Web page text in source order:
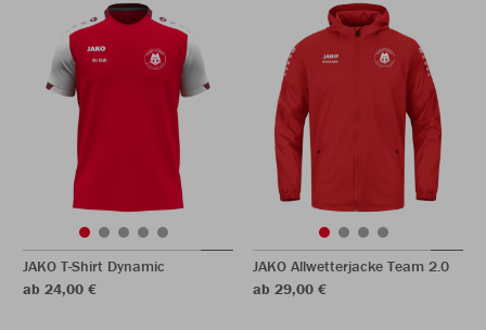
JAKO T-Shirt Dynamic
ab 24,00 €
JAKO Allwetterjacke Team 2.0
ab 29,00 €